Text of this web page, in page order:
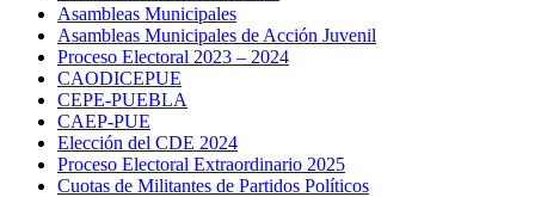
Asambleas Municipales
Asambleas Municipales de Acción Juvenil
Proceso Electoral 2023 – 2024
CAODICEPUE
CEPE-PUEBLA
CAEP-PUE
Elección del CDE 2024
Proceso Electoral Extraordinario 2025
Cuotas de Militantes de Partidos Políticos